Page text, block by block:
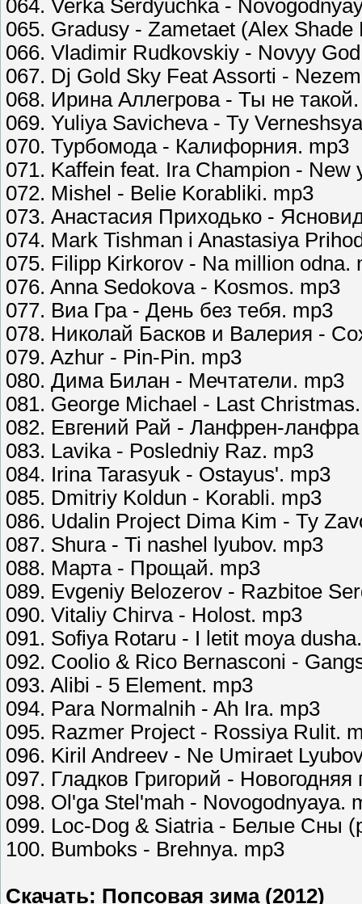
064. Verka Serdyuchka -
065. Gradusy - Zametaet (Alex Shade
066. Vladimir Rudkovskiy - Novyy
067. Dj Gold Sky Feat Assorti -
068. Ирина Аллегрова - Ты не
069. Yuliya Savicheva - Ty
070. Турбомода - Калифорния. mp3
071. Kaffein feat. Ira Champion - New
072. Mishel - Belie Korabliki. mp3
073. Анастасия Приходько -
074. Mark Tishman i Anastasiya
075. Filipp Kirkorov - Na million odna.
076. Anna Sedokova - Kosmos. mp3
077. Виа Гра - День без тебя. mp3
078. Николай Басков и Валерия -
079. Azhur - Pin-Pin. mp3
080. Дима Билан - Мечтатели. mp3
081. George Michael - Last
082. Евгений Рай - Ланфрен-
083. Lavika - Posledniy Raz. mp3
084. Irina Tarasyuk - Ostayus'. mp3
085. Dmitriy Koldun - Korabli. mp3
086. Udalin Project Dima Kim - Ty
087. Shura - Ti nashel lyubov. mp3
088. Марта - Прощай. mp3
089. Evgeniy Belozerov - Razbitoe
090. Vitaliy Chirva - Holost. mp3
091. Sofiya Rotaru - I letit moya
092. Coolio & Rico Bernasconi -
093. Alibi - 5 Element. mp3
094. Para Normalnih - Ah Ira. mp3
095. Razmer Project - Rossiya Rulit.
096. Kiril Andreev - Ne Umiraet
097. Гладков Григорий - Новогодняя
098. Ol'ga Stel'mah - Novogodnyaya.
099. Loc-Dog & Siatria - Белые Сны
100. Bumboks - Brehnya. mp3
Скачать: Попсовая зима (2012)